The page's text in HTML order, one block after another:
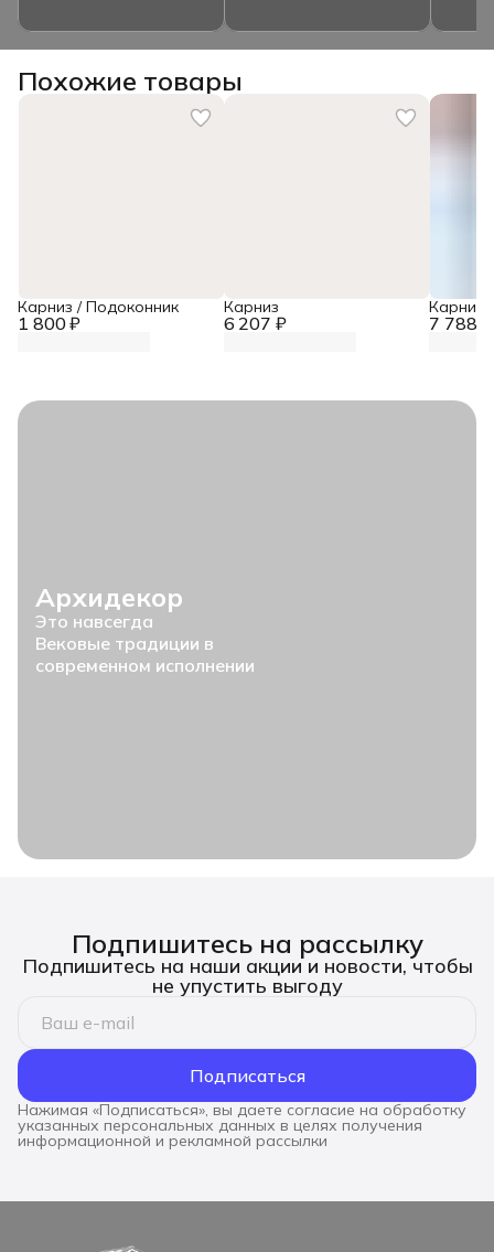
Похожие товары
1 800 ₽
Карниз / Подоконник
6 207 ₽
Карниз
7 788 ₽
Карниз
Архидекор
Это навсегда
Вековые традиции в
современном исполнении
Подпишитесь на рассылку
Подпишитесь на наши акции и новости, чтобы
не упустить выгоду
Подписаться
Нажимая «Подписаться», вы даете согласие на обработку
указанных персональных данных в целях получения
информационной и рекламной рассылки